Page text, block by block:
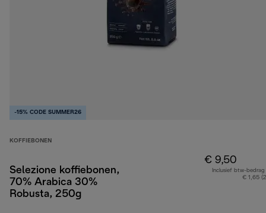
-15% CODE SUMMER26
KOFFIEBONEN
Selezione koffiebonen,
70% Arabica 30%
Robusta, 250g
€ 9,50
Inclusief btw-bedrag
€ 1,65